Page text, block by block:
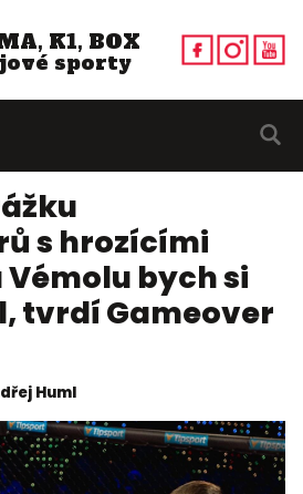
K1, BOX
sporty
s hrozícími
Vémolu bych si
tvrdí Gameover
Huml